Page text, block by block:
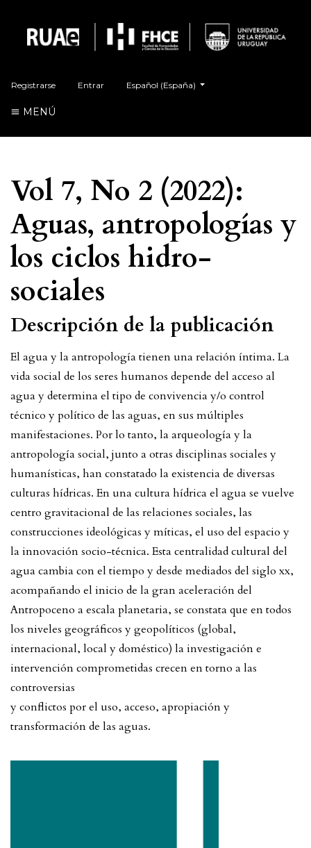
Registrarse Entrar Cambiar el idioma. El actual es:
Español (España)
MENÚ
Vol 7, No 2 (2022):
Aguas, antropologías y
los ciclos hidro-
sociales
Descripción de la publicación
El agua y la antropología tienen una relación íntima. La
vida social de los seres humanos depende del acceso al
agua y determina el tipo de convivencia y/o control
técnico y político de las aguas, en sus múltiples
manifestaciones. Por lo tanto, la arqueología y la
antropología social, junto a otras disciplinas sociales y
humanísticas, han constatado la existencia de diversas
culturas hídricas. En una cultura hídrica el agua se vuelve
centro gravitacional de las relaciones sociales, las
construcciones ideológicas y míticas, el uso del espacio y
la innovación socio-técnica. Esta centralidad cultural del
agua cambia con el tiempo y desde mediados del siglo xx,
acompañando el inicio de la gran aceleración del
Antropoceno a escala planetaria, se constata que en todos
los niveles geográficos y geopolíticos (global,
internacional, local y doméstico) la investigación e
intervención comprometidas crecen en torno a las
controversias
y conflictos por el uso, acceso, apropiación y
transformación de las aguas.